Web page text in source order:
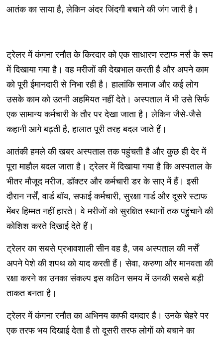
आतंक का साया है, लेकिन अंदर जिंदगी बचाने की जंग जारी है।
ट्रेलर में कंगना रनौत के किरदार को एक साधारण स्टाफ नर्स के रूप
में दिखाया गया है। वह मरीजों की देखभाल करती है और अपने काम
को पूरी ईमानदारी से निभा रही है। हालांकि समाज और कई लोग
उसके काम को उतनी अहमियत नहीं देते। अस्पताल में भी उसे सिर्फ
एक सामान्य कर्मचारी के तौर पर देखा जाता है। लेकिन जैसे-जैसे
कहानी आगे बढ़ती है, हालात पूरी तरह बदल जाते हैं।
आतंकी हमले की खबर अस्पताल तक पहुंचती है और कुछ ही देर में
पूरा माहौल बदल जाता है। ट्रेलर में दिखाया गया है कि अस्पताल के
भीतर मौजूद मरीज, डॉक्टर और कर्मचारी डर के साए में हैं। इसी
दौरान नर्सें, वार्ड बॉय, सफाई कर्मचारी, सुरक्षा गार्ड और दूसरे स्टाफ
मेंबर हिम्मत नहीं हारते। वे मरीजों को सुरक्षित स्थानों तक पहुंचाने की
कोशिश करते दिखाई देते हैं।
ट्रेलर का सबसे प्रभावशाली सीन वह है, जब अस्पताल की नर्सें
अपने पेशे की शपथ को याद करती हैं। सेवा, करुणा और मानवता की
रक्षा करने का उनका संकल्प इस कठिन समय में उनकी सबसे बड़ी
ताकत बनता है।
ट्रेलर में कंगना रनौत का अभिनय काफी दमदार है। उनके चेहरे पर
एक तरफ भय दिखाई देता है तो दूसरी तरफ लोगों को बचाने का